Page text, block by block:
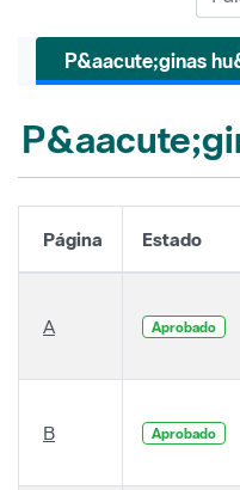
P&aacute;ginas
Página Estado
A Aprobado
B Aprobado